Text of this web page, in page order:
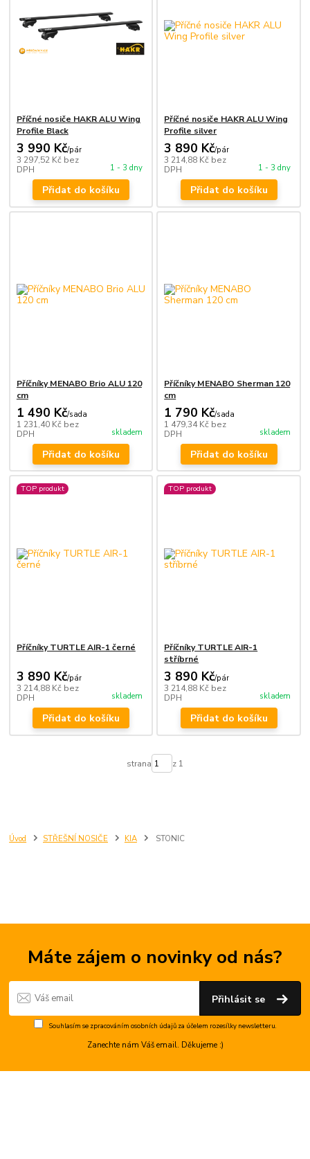
Úvod STŘEŠNÍ NOSIČE KIA STONIC
Příčné nosiče HAKR ALU Wing
Profile Black
3 990 Kč/pár
3 297,52 Kč bez
DPH
1 - 3 dny
Přidat do košíku
Příčné nosiče HAKR ALU Wing
Profile silver
3 890 Kč/pár
3 214,88 Kč bez
DPH
1 - 3 dny
Přidat do košíku
Příčníky MENABO Brio ALU 120
cm
1 490 Kč/sada
1 231,40 Kč bez
DPH
skladem
Přidat do košíku
Příčníky MENABO Sherman 120
cm
1 790 Kč/sada
1 479,34 Kč bez
DPH
skladem
Přidat do košíku
TOP produkt
Příčníky TURTLE AIR-1 černé
3 890 Kč/pár
3 214,88 Kč bez
DPH
skladem
Přidat do košíku
TOP produkt
Příčníky TURTLE AIR-1
stříbrné
3 890 Kč/pár
3 214,88 Kč bez
DPH
skladem
Přidat do košíku
strana z 1
Máte zájem o novinky od nás?
Přihlásit se
Souhlasím se zpracováním osobních údajůza účelem rozesílky newsletteru.
Zanechte nám Váš email. Děkujeme :)